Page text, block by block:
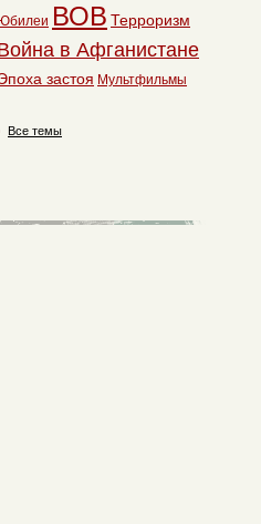
Юбилеи ВОВ Терроризм
в Афганистане
застоя Мультфильмы
Все темы